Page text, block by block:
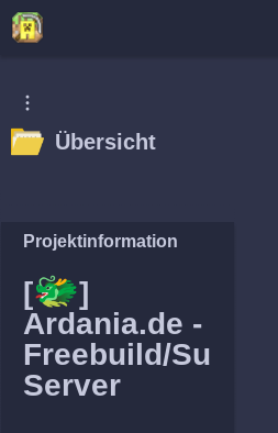
Übersicht
Projektinformation
[🐲]
Ardania.de -
Freebuild/Survival
Server